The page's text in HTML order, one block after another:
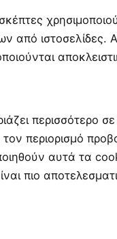
από
περισσότερο
περιορισμό
αυτά τα
πιο